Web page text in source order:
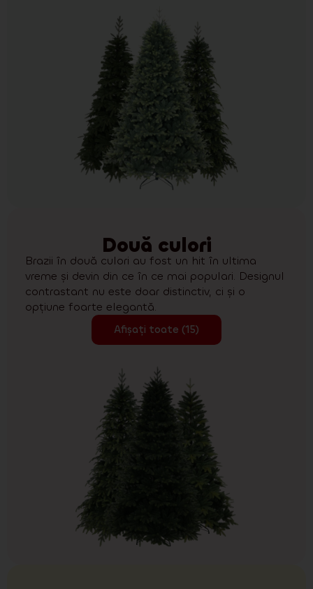
Două culori
Brazii în două culori au fost un hit în ultima
vreme și devin din ce în ce mai populari. Designul
contrastant nu este doar distinctiv, ci și o
opțiune foarte elegantă.
Afișați toate (15)